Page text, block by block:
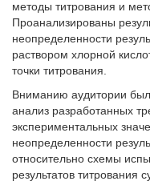
методы титрования и
Проанализированы
неопределенности
раствором хлорной
точки титрования.
Вниманию аудитории
анализ разработанных
экспериментальных
неопределенности
относительно схемы
результатов титрования